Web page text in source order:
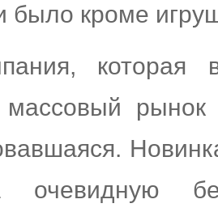
было кроме
которая
очевидную